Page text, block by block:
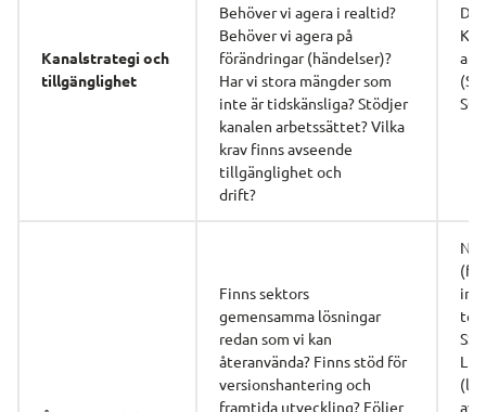
Kanalstrategi och
tillgänglighet
Behöver vi agera i realtid?
Behöver vi agera på
förändringar (händelser)?
Har vi stora mängder som
inte är tidskänsliga? Stödjer
kanalen arbetssättet? Vilka
krav finns avseende
tillgänglighet och
drift?
Finns sektors
gemensamma lösningar
redan som vi kan
återanvända? Finns stöd för
versionshantering och
framtida utveckling? Följer
av